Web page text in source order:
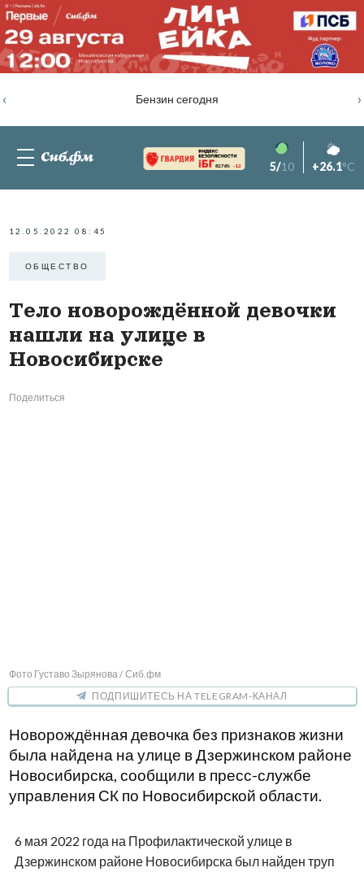
Бензин сегодня
‹ ›
82.76% -1.2 5/10 +26.1°C
12.05.2022 08:45
ОБЩЕСТВО
Тело новорождённой девочки
нашли на улице в
Новосибирске
Поделиться
Фото Густаво Зырянова / Сиб.фм
ПОДПИШИТЕСЬ НА TELEGRAM-КАНАЛ
Новорождённая девочка без признаков жизни
была найдена на улице в Дзержинском районе
Новосибирска, сообщили в пресс-службе
управления СК по Новосибирской области.
6 мая 2022 года на Профилактической улице в
Дзержинском районе Новосибирска был найден труп